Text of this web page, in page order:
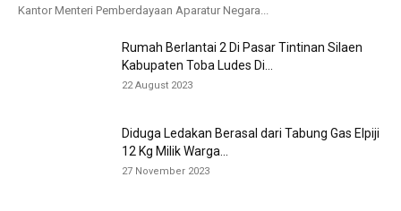
Kantor Menteri Pemberdayaan Aparatur Negara...
Rumah Berlantai 2 Di Pasar Tintinan Silaen
Kabupaten Toba Ludes Di...
22 August 2023
Diduga Ledakan Berasal dari Tabung Gas Elpiji
12 Kg Milik Warga...
27 November 2023